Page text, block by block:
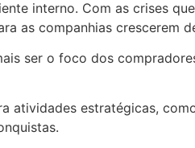
interno. Com as crises
as companhias crescerem
ser o foco dos
atividades estratégicas,